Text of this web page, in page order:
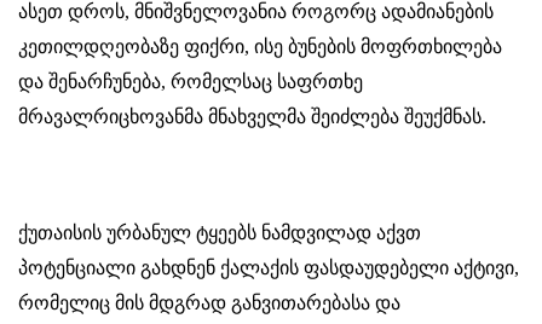
ასეთ დროს, მნიშვნელოვანია როგორც ადამიანების
კეთილდღეობაზე ფიქრი, ისე ბუნების მოფრთხილება
და შენარჩუნება, რომელსაც საფრთხე
მრავალრიცხოვანმა მნახველმა შეიძლება შეუქმნას.
ქუთაისის ურბანულ ტყეებს ნამდვილად აქვთ
პოტენციალი გახდნენ ქალაქის ფასდაუდებელი აქტივი,
რომელიც მის მდგრად განვითარებასა და